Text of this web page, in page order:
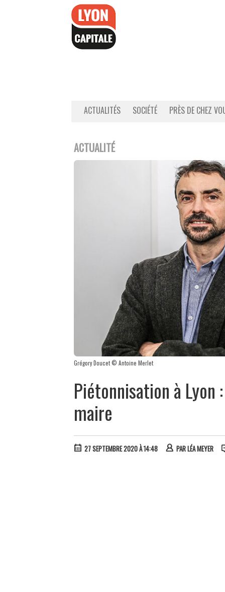
ACTUALITÉS SOCIÉTÉ PRÈS DE CHEZ
ACTUALITÉ
Grégory Doucet © Antoine Merlet
Piétonnisation à
maire
27 SEPTEMBRE 2020 À 14:48 PARLÉA MEYER